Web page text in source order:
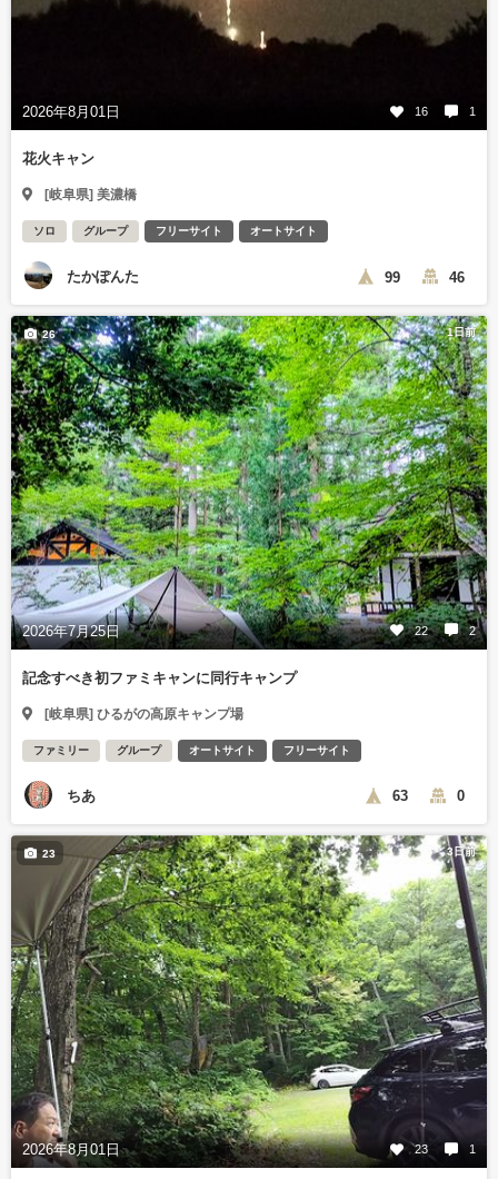
2026年8月01日 16 1
花火キャン
[岐阜県] 美濃橋
ソロ グループ フリーサイト オートサイト
たかぽんた 99 46
1日前
2026年7月25日 22 2
26
記念すべき初ファミキャンに同行キャンプ
[岐阜県] ひるがの高原キャンプ場
ファミリー グループ オートサイト フリーサイト
ちあ 63 0
3日前
2026年8月01日 23 1
23